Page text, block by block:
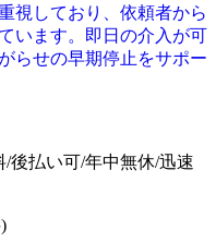
視しており、依頼者から
います。即日の介入が可
らせの早期停止をサポー
後払い可/年中無休/迅速